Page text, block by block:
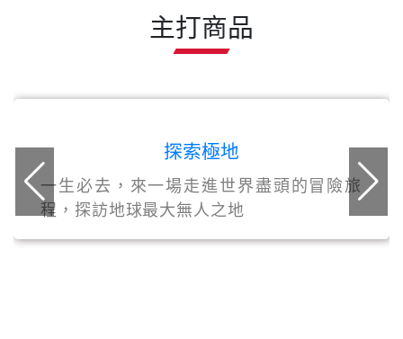
主打商品
探索極地
一生必去，來一場走進世界盡頭的冒險旅
程，探訪地球最大無人之地